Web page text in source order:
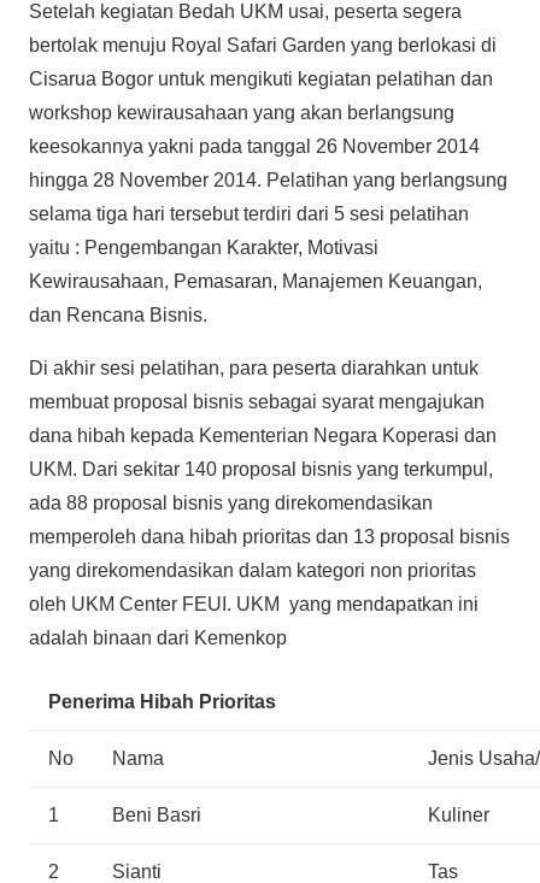
Setelah kegiatan Bedah UKM usai, peserta segera
bertolak menuju Royal Safari Garden yang berlokasi di
Cisarua Bogor untuk mengikuti kegiatan pelatihan dan
workshop kewirausahaan yang akan berlangsung
keesokannya yakni pada tanggal 26 November 2014
hingga 28 November 2014. Pelatihan yang berlangsung
selama tiga hari tersebut terdiri dari 5 sesi pelatihan
yaitu : Pengembangan Karakter, Motivasi
Kewirausahaan, Pemasaran, Manajemen Keuangan,
dan Rencana Bisnis.
Di akhir sesi pelatihan, para peserta diarahkan untuk
membuat proposal bisnis sebagai syarat mengajukan
dana hibah kepada Kementerian Negara Koperasi dan
UKM. Dari sekitar 140 proposal bisnis yang terkumpul,
ada 88 proposal bisnis yang direkomendasikan
memperoleh dana hibah prioritas dan 13 proposal bisnis
yang direkomendasikan dalam kategori non prioritas
oleh UKM Center FEUI. UKM yang mendapatkan ini
adalah binaan dari Kemenkop
Penerima Hibah Prioritas
No Nama Jenis
1 Beni Basri Kuliner
2 Sianti Tas